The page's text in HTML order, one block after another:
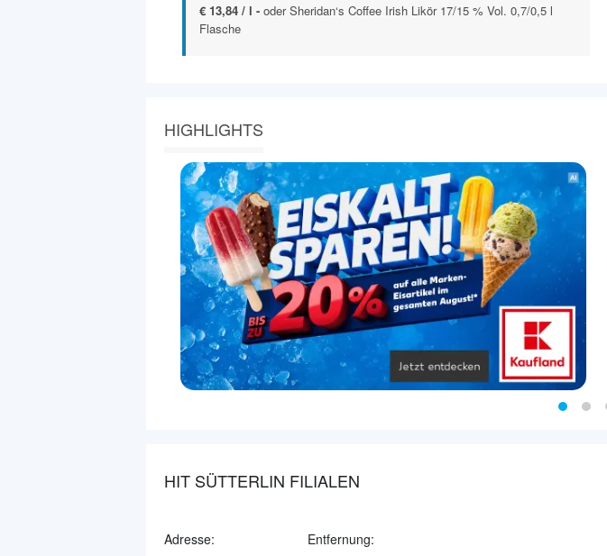
€ 13,84 / l - oder Sheridan‘s Coffee Irish Likör 17/15 % Vol. 0,7/0,5 l
Flasche
HIGHLIGHTS
HIT SÜTTERLIN FILIALEN
Adresse: Entfernung: